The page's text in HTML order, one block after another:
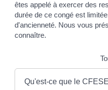
êtes appelé à exercer des
durée de ce congé est
d'ancienneté. Nous vous
connaître.
Qu'est-ce que le